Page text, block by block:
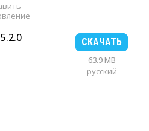
СКАЧАТЬ
63.9 MB
русский